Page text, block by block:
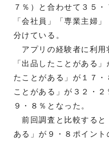
７％）と合わせて３５
「会社員」「専業主婦
分けている。
アプリの経験者に利用
「出品したことがある
たことがある」が１７
ことがある」が３２・２
９・８％となった。
前回調査と比較すると
ある」が９・８ポイン